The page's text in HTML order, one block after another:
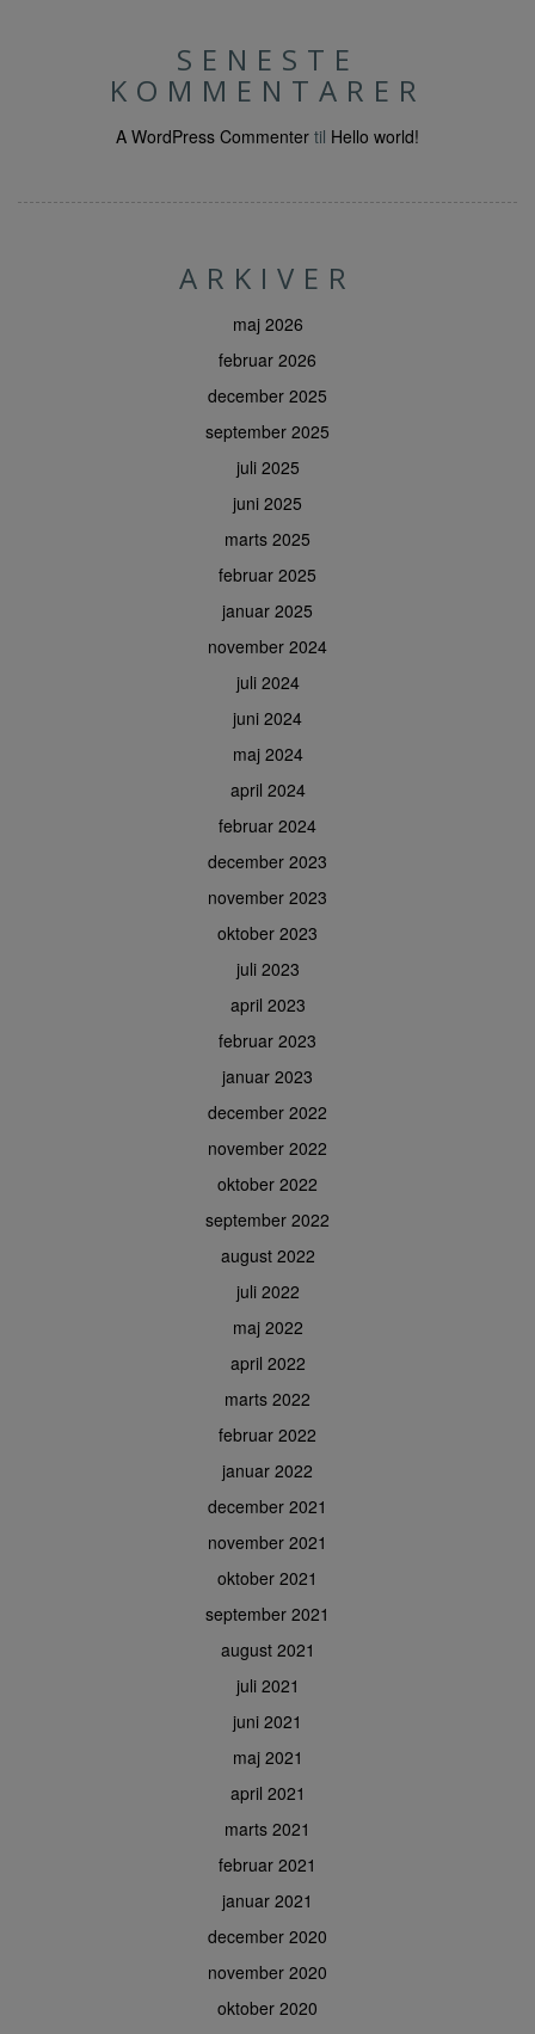
SENESTE
KOMMENTARER
A WordPress Commenter til Hello world!
ARKIVER
maj 2026
februar 2026
december 2025
september 2025
juli 2025
juni 2025
marts 2025
februar 2025
januar 2025
november 2024
juli 2024
juni 2024
maj 2024
april 2024
februar 2024
december 2023
november 2023
oktober 2023
juli 2023
april 2023
februar 2023
januar 2023
december 2022
november 2022
oktober 2022
september 2022
august 2022
juli 2022
maj 2022
april 2022
marts 2022
februar 2022
januar 2022
december 2021
november 2021
oktober 2021
september 2021
august 2021
juli 2021
juni 2021
maj 2021
april 2021
marts 2021
februar 2021
januar 2021
december 2020
november 2020
oktober 2020